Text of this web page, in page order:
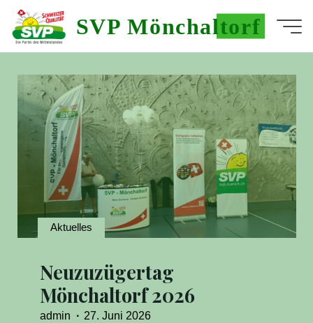
Skip
content
SVP Mönchaltorf
Home
Aktuelles
Neuzuzügertag
Mönchaltorf 2026
admin 27. Juni 2026